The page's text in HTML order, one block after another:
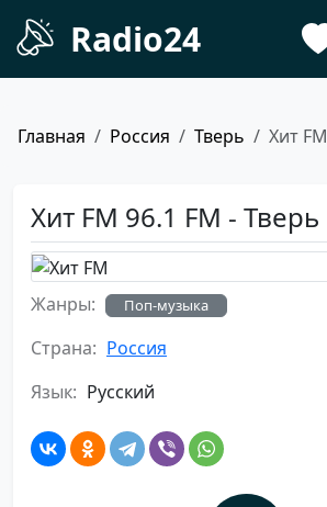
Radio24
Главная Россия Тверь Хит FM
Хит FM 96.1 FM - Тверь
Жанры: Поп-музыка
Страна: Россия
Язык: Русский